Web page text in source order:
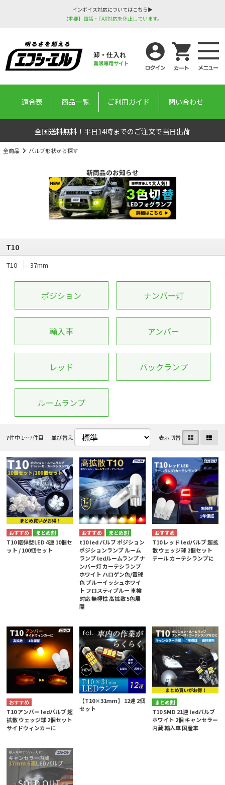
インボイス対応についてはこちら▶
【重要】電話・FAX対応を休止しています。
卸・仕入れ
業販専用サイト
適合表 商品一覧 ご利用ガイド 問い合わせ
全国送料無料！平日14時までのご注文で当日出荷
全商品 バルブ形状から探す
新商品のお知らせ
T10
T10 37mm
ポジション ナンバー灯
輸入車 アンバー
レッド バックランプ
ルームランプ
7件中 1〜7件目 並び替え 表示切替
まとめ割
T10 砲弾型LED 4連 10個セ
ット / 100個セット
まとめ割
t10 led バルブ ポジション
ポジションランプ ルーム
ランプ ledルームランプ ナ
ンバー灯 カーテシランプ
ホワイト ハロゲン色/電球
色 ブルーイッシュホワイ
ト フロスティブルー 車検
対応 無極性 高拡散 5色展
開
T10 レッド ledバルブ 超拡
散 ウェッジ球 2個セット
テール カーテシランプに
T10 アンバー ledバルブ 超
拡散 ウェッジ球 2個セット
サイドウィンカーに
【T10×31ｍｍ】 12連 2個
セット
まとめ割
T10 SMD 21連 ledバルブ
ホワイト 2個 キャンセラー
内蔵 輸入車 国産車